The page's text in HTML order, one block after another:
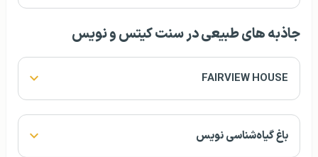
جاذبه های طبیعی در سنت کیتس و نویس
FAIRVIEW HOUSE
باغ گیاه‌شناسی نویس